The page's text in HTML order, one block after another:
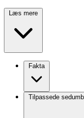
Læs mere
Fakta
Tilpassede